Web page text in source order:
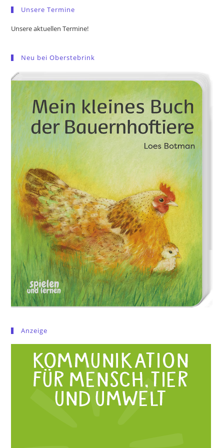
Unsere Termine
Unsere aktuellen Termine!
Neu bei Oberstebrink
Anzeige